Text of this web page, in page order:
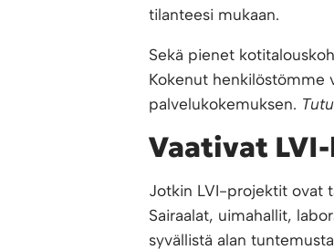
tilanteesi mukaan.
Sekä pienet
Kokenut henkilöstömme
palvelukokemuksen.
Vaativat
Jotkin LVI-projektit ovat
Sairaalat, uimahallit,
syvällistä alan